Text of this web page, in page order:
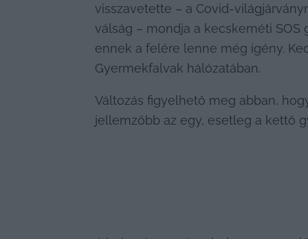
visszavetette – a Covid-
válság – mondja a kecskeméti
ennek a felére lenne még igény.
Gyermekfalvak hálózatában.
Változás figyelhető meg abban,
jellemzőbb az egy, esetleg a kettő